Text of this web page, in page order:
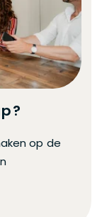
op de